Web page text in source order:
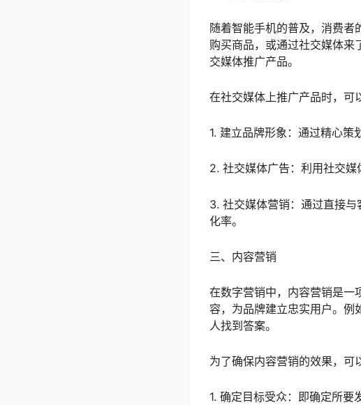
随着智能手机的普及，消费者
购买商品，或通过社交媒体来
交媒体推广产品。
在社交媒体上推广产品时，可
1. 建立品牌形象：通过精心策
2. 社交媒体广告：利用社交媒
3. 社交媒体营销：通过直接
化率。
三、内容营销
在数字营销中，内容营销是一
容，为品牌建立忠实用户。例
人找到答案。
为了确保内容营销的效果，可
1. 确定目标受众：即确定所要